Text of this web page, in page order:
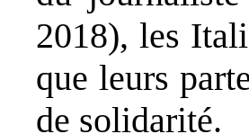
2018), les
que leurs
de solidarité.